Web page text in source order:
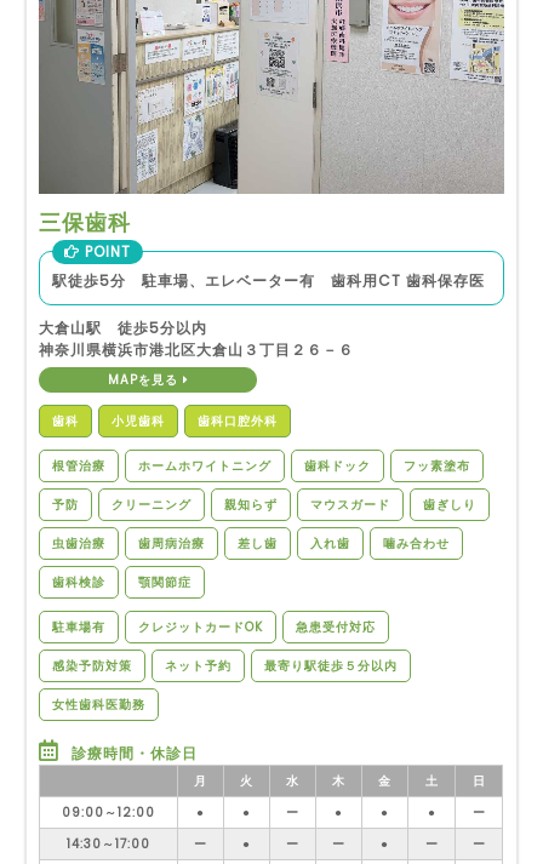
三保歯科
POINT
駅徒歩5分 駐車場、エレベーター有 歯科用CT 歯科保存医
大倉山駅 徒歩5分以内
神奈川県横浜市港北区大倉山３丁目２６－６
MAPを見る
歯科 小児歯科 歯科口腔外科
根管治療 ホームホワイトニング 歯科ドック フッ素塗布
予防 クリーニング 親知らず マウスガード 歯ぎしり
虫歯治療 歯周病治療 差し歯 入れ歯 噛み合わせ
歯科検診 顎関節症
駐車場有 クレジットカードOK 急患受付対応
感染予防対策 ネット予約 最寄り駅徒歩５分以内
女性歯科医勤務
診療時間・休診日
月 火 水 木 金 土
日
09:00～12:00
● ● ー ● ● ●
ー
14:30～17:00
ー ● ー ー ● ー
ー